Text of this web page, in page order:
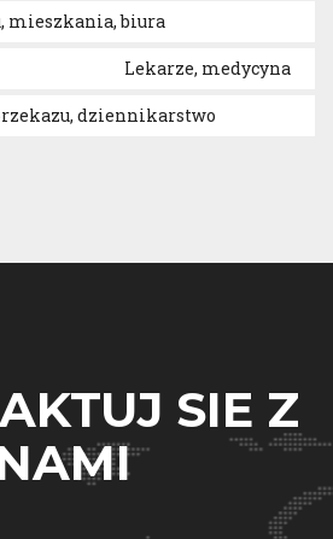
mieszkania, biura
Lekarze, medycyna
dziennikarstwo
SIE Z